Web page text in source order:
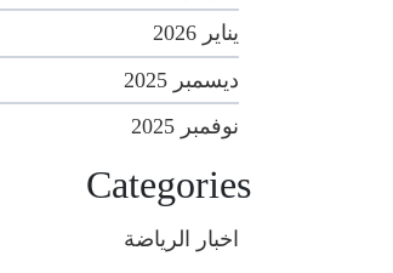
يناير 2026
ديسمبر 2025
نوفمبر 2025
Categories
اخبار الرياضة